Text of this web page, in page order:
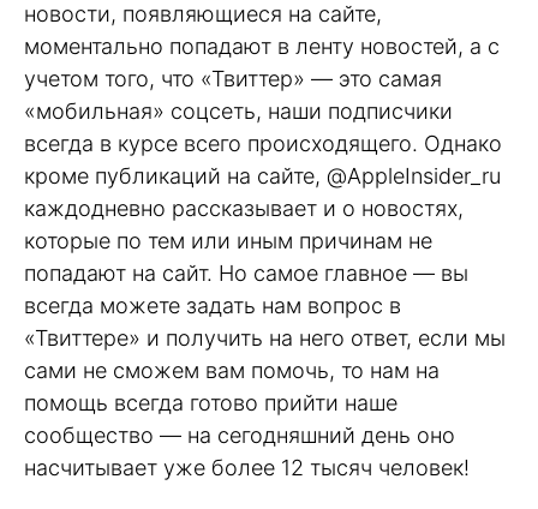
новости, появляющиеся на сайте,
моментально попадают в ленту новостей, а с
учетом того, что «Твиттер» — это самая
«мобильная» соцсеть, наши подписчики
всегда в курсе всего происходящего. Однако
кроме публикаций на сайте, @AppleInsider_ru
каждодневно рассказывает и о новостях,
которые по тем или иным причинам не
попадают на сайт. Но самое главное — вы
всегда можете задать нам вопрос в
«Твиттере» и получить на него ответ, если мы
сами не сможем вам помочь, то нам на
помощь всегда готово прийти наше
сообщество — на сегодняшний день оно
насчитывает уже более 12 тысяч человек!